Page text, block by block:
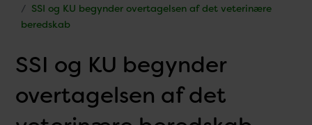
SSI og KU begynder overtagelsen af det veterinære
beredskab
SSI og KU begynder
overtagelsen af det